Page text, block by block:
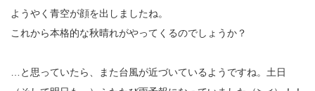
ようやく青空が顔を出しましたね。
これから本格的な秋晴れがやってくるのでしょうか？
…と思っていたら、また台風が近づいているようですね。土日